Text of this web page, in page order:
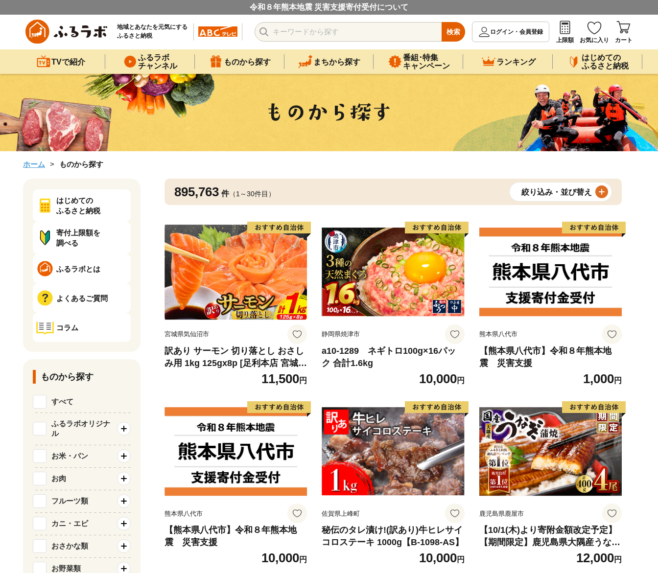
令和８年熊本地震 災害支援寄付受付について
地域とあなたを元気にする
ふるさと納税
検索
ログイン・会員登録
上限額
お気に入り カート
TVで紹介
ふるラボ
チャンネル
ものから探す まちから探す
番組･特集
キャンペーン
ランキング
はじめての
ふるさと納税
ホーム ものから探す
895,763 件（1～30件目） 絞り込み・並び替え
宮城県気仙沼市
訳あり サーモン 切り落とし おさし
み用 1kg 125gx8p [足利本店 宮城県
気仙沼市 20564313] 魚 魚介類 鮭 お
刺し身 刺し身 刺身 生 生食 個包装
チリ銀鮭 銀鮭 海鮮 海鮮丼 魚介
11,500円
静岡県焼津市
a10-1289 ネギトロ100g×16パッ
ク 合計1.6kg
10,000円
熊本県八代市
【熊本県八代市】令和８年熊本地
震 災害支援
1,000円
熊本県八代市
【熊本県八代市】令和８年熊本地
震 災害支援
10,000円
佐賀県上峰町
秘伝のタレ漬け!(訳あり)牛ヒレサイ
コロステーキ 1000g【B-1098-AS】
10,000円
鹿児島県鹿屋市
【10/1(木)より寄附金額改定予定】
【期間限定】鹿児島県大隅産うなぎ
蒲焼4尾（400g） KN007-023
12,000円
はじめての
ふるさと納税
寄付上限額を
調べる
ふるラボとは
よくあるご質問
コラム
ものから探す
すべて
ふるラボオリジナ
ル
お米・パン
お肉
フルーツ類
カニ・エビ
おさかな類
お野菜類